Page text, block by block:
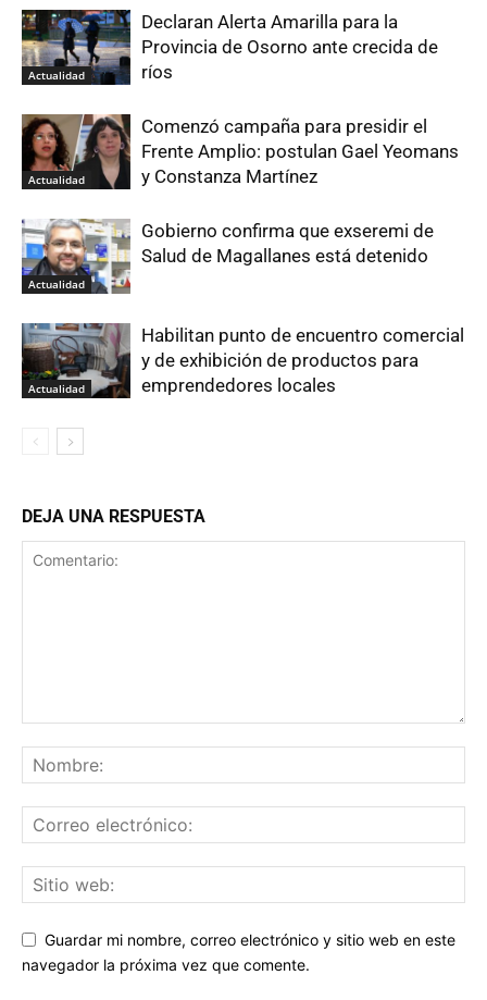
Actualidad
Declaran Alerta Amarilla para la
Provincia de Osorno ante crecida de
ríos
Actualidad
Comenzó campaña para presidir el
Frente Amplio: postulan Gael Yeomans
y Constanza Martínez
Actualidad
Gobierno confirma que exseremi de
Salud de Magallanes está detenido
Actualidad
Habilitan punto de encuentro comercial
y de exhibición de productos para
emprendedores locales
DEJA UNA RESPUESTA
Guardar mi nombre, correo electrónico y sitio web en este
navegador la próxima vez que comente.